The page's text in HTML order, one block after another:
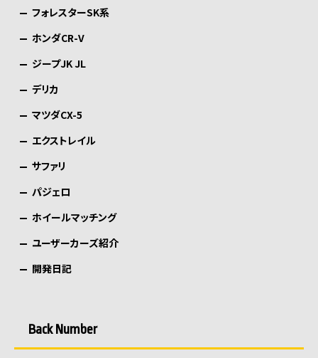
フォレスターSK系
ホンダCR-V
ジープJK JL
デリカ
マツダCX-5
エクストレイル
サファリ
パジェロ
ホイールマッチング
ユーザーカーズ紹介
開発日記
Back Number